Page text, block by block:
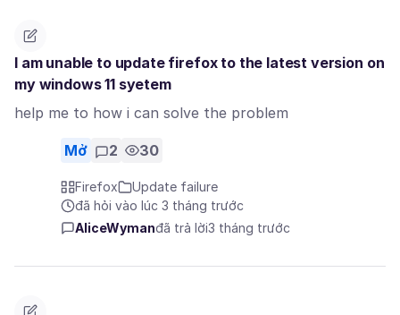
I am unable to update firefox to the latest version on
my windows 11 syetem
help me to how i can solve the problem
Mở 2 30
Firefox
Update failure
đã hỏi vào lúc 3 tháng trước
AliceWymanđã trả lời3 tháng trước